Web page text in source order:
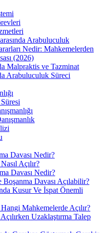
Arabuluculuk
Nedir: Mahkemelerden
(2026)
Malpraktis ve Tazminat
Arabuluculuk Süreci
Davası Nedir?
Açılır?
Davası Nedir?
Davası Açılabilir?
Kusur Ve İspat Önemli
Mahkemelerde Açılır?
Uzaklaştırma Talep